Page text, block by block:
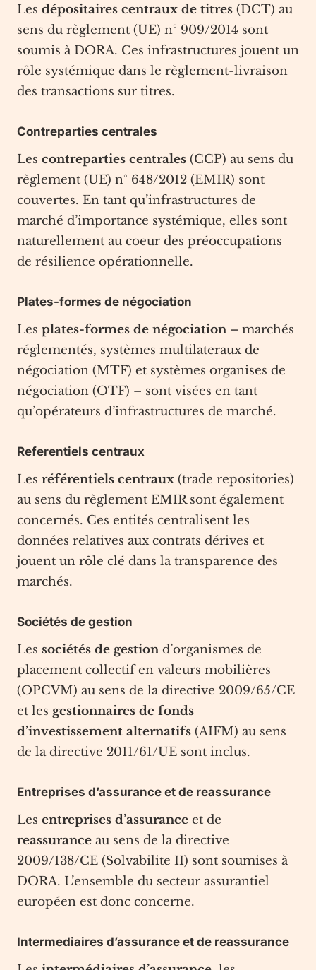
Les dépositaires centraux de titres (DCT) au
sens du règlement (UE) n° 909/2014 sont
soumis à DORA. Ces infrastructures jouent un
rôle systémique dans le règlement-livraison
des transactions sur titres.
Contreparties centrales
Les contreparties centrales (CCP) au sens du
règlement (UE) n° 648/2012 (EMIR) sont
couvertes. En tant qu’infrastructures de
marché d’importance systémique, elles sont
naturellement au coeur des préoccupations
de résilience opérationnelle.
Plates-formes de négociation
Les plates-formes de négociation – marchés
réglementés, systèmes multilateraux de
négociation (MTF) et systèmes organises de
négociation (OTF) – sont visées en tant
qu’opérateurs d’infrastructures de marché.
Referentiels centraux
Les référentiels centraux (trade repositories)
au sens du règlement EMIR sont également
concernés. Ces entités centralisent les
données relatives aux contrats dérives et
jouent un rôle clé dans la transparence des
marchés.
Sociétés de gestion
Les sociétés de gestion d’organismes de
placement collectif en valeurs mobilières
(OPCVM) au sens de la directive 2009/65/CE
et les gestionnaires de fonds
d’investissement alternatifs (AIFM) au sens
de la directive 2011/61/UE sont inclus.
Entreprises d’assurance et de reassurance
Les entreprises d’assurance et de
reassurance au sens de la directive
2009/138/CE (Solvabilite II) sont soumises à
DORA. L’ensemble du secteur assurantiel
européen est donc concerne.
Intermediaires d’assurance et de reassurance